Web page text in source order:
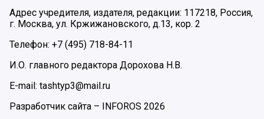
Адрес учредителя, издателя, редакции: 117218, Россия,
г. Москва, ул. Кржижановского, д.13, кор. 2
Телефон: +7 (495) 718-84-11
И.О. главного редактора Дорохова Н.В.
E-mail: tashtyp3@mail.ru
Разработчик сайта – INFOROS 2026